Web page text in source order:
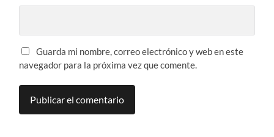
Guarda mi nombre, correo electrónico y web en este
navegador para la próxima vez que comente.